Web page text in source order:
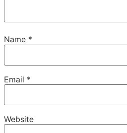
Name *
Email *
Website